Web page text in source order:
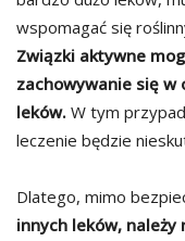
wspomagać się
Związki aktywne
zachowywanie się
leków. W tym
leczenie będzie
Dlatego, mimo
innych leków,